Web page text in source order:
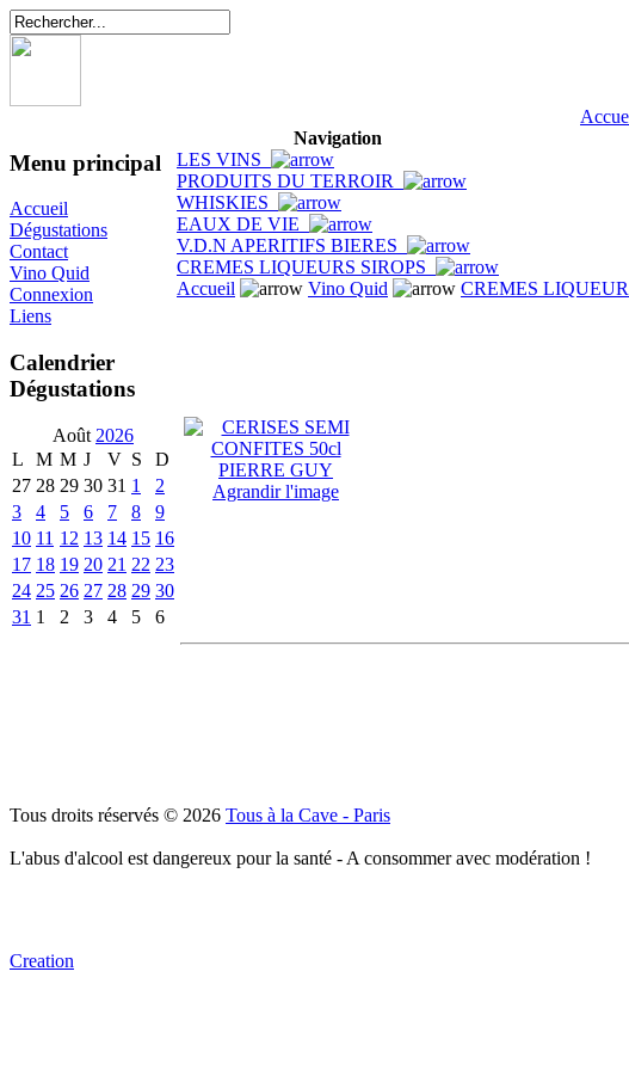
Menu principal
Accueil
Dégustations
Contact
Vino Quid
Connexion
Liens
Calendrier
Dégustations
Août 2026
L
M M J V S
D
27 28 29 30 31 1
2
3
4 5 6 7 8
9
10 11 12 13 14 15 16
17 18 19 20 21 22 23
24 25 26 27 28 29 30
31 1 2 3 4 5 6
Navigation
LES VINS
PRODUITS DU TERROIR
WHISKIES
EAUX DE VIE
V.D.N APERITIFS BIERES
CREMES LIQUEURS SIROPS
Accueil
Vino Quid CREMES
Agrandir l'image
Tous droits réservés © 2026 Tous à la Cave - Paris
L'abus d'alcool est dangereux pour la santé - A consommer avec modération !
Creation